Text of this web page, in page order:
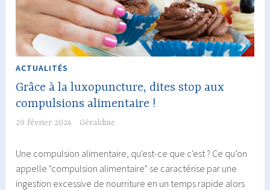
ACTUALITÉS
Grâce à la luxopuncture, dites stop aux
compulsions alimentaire !
29 février 2024 Géraldine
Une compulsion alimentaire, qu'est-ce que c'est ? Ce qu’on
appelle "compulsion alimentaire" se caractérise par une
ingestion excessive de nourriture en un temps rapide alors